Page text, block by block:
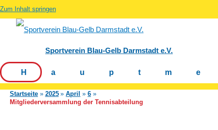
Zum Inhalt springen
Sportverein Blau-Gelb Darmstadt e.V.
Startseite 2025 April
6
Mitgliederversammlung der Tennisabteilung